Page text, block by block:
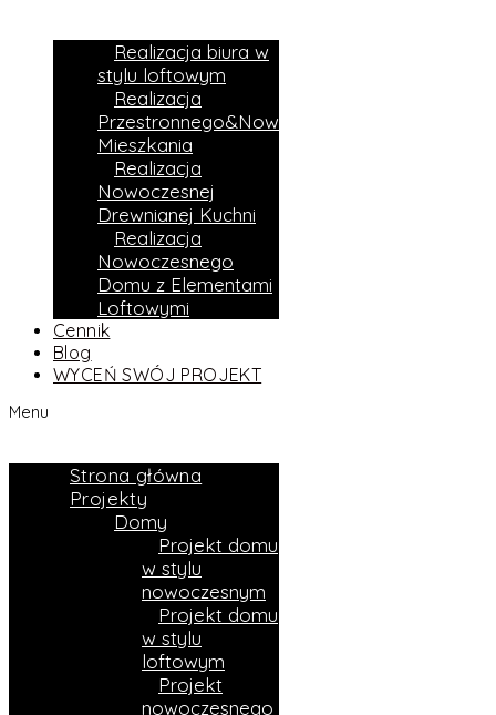
Realizacja biura w
stylu loftowym
Realizacja
Przestronnego&Nowoczesnego
Mieszkania
Realizacja
Nowoczesnej
Drewnianej Kuchni
Realizacja
Nowoczesnego
Domu z Elementami
Loftowymi
Cennik
Blog
WYCEŃ SWÓJ PROJEKT
Menu
Strona główna
Projekty
Domy
Projekt domu
w stylu
nowoczesnym
Projekt domu
w stylu
loftowym
Projekt
nowoczesnego